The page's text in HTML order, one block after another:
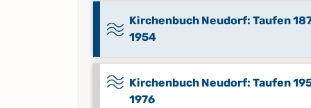
Kirchenbuch Neudorf: Taufen
1954
Kirchenbuch Neudorf: Taufen
1976